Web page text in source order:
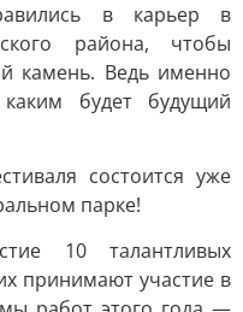
в карьер в
района, чтобы
камень. Ведь именно
будет будущий
состоится уже
парке!
10 талантливых
принимают участие в